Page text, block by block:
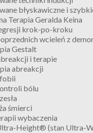
błyskawiczne i
Terapia Geralda Keina
krok-po-kroku
wcieleń z
Gestalt
i terapie
abreakcji
bólu
śmierci
wybaczenia
Height® (stan Ultra-